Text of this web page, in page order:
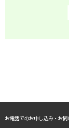
お電話でのお申し込み・お